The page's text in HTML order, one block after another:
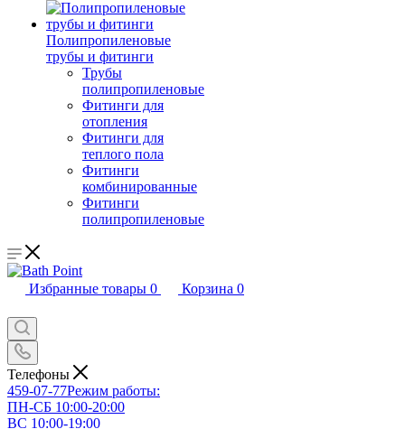
Полипропиленовые
трубы и фитинги
Трубы
полипропиленовые
Фитинги для
отопления
Фитинги для
теплого пола
Фитинги
комбинированные
Фитинги
полипропиленовые
Избранные товары 0 Корзина 0
Телефоны
459-07-77Режим работы:
ПН-СБ 10:00-20:00
ВС 10:00-19:00